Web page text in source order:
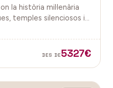
la història mil·lenària
temples silenciosos i
de selva i pedra
emergeixen entre
DES DE5327€